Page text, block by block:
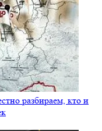
разбираем, кто и